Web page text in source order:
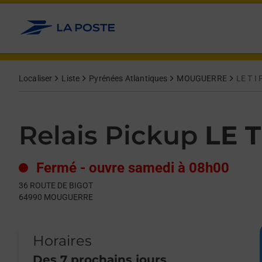
Allez au contenu
Localiser Liste Pyrénées Atlantiques MOUGUERRE LE T I
Relais Pickup LE
Fermé - ouvre samedi à 08h00
36 ROUTE DE BIGOT
64990 MOUGUERRE
Horaires
Day of the WeekHours
Get directions to Relais Pickup at 36 ROUTE DE BIGOT
lien s'ouvre dans un nouvel onglet